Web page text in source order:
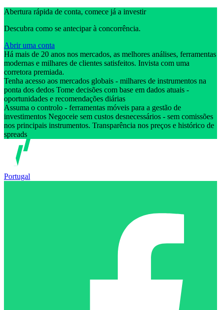
Abertura rápida de conta, comece já a investir
Descubra como se antecipar à concorrência.
Abrir uma conta
Há mais de 20 anos nos mercados, as melhores análises, ferramentas
modernas e milhares de clientes satisfeitos. Invista com uma
corretora premiada.
Tenha acesso aos mercados globais - milhares de instrumentos na
ponta dos dedos Tome decisões com base em dados atuais -
oportunidades e recomendações diárias
Assuma o controlo - ferramentas móveis para a gestão de
investimentos Negoceie sem custos desnecessários - sem comissões
nos principais instrumentos. Transparência nos preços e histórico de
spreads
Portugal